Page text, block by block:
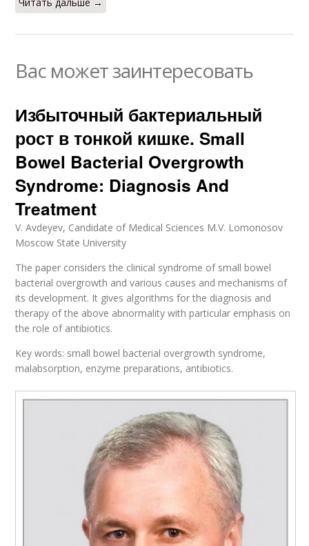
Вас может заинтересовать
Избыточный бактериальный
рост в тонкой кишке. Small
Bowel Bacterial Overgrowth
Syndrome: Diagnosis And
Treatment
V. Avdeyev, Candidate of Medical Sciences M.V. Lomonosov
Moscow State University
The paper considers the clinical syndrome of small bowel
bacterial overgrowth and various causes and mechanisms of
its development. It gives algorithms for the diagnosis and
therapy of the above abnormality with particular emphasis on
the role of antibiotics.
Key words: small bowel bacterial overgrowth syndrome,
malabsorption, enzyme preparations, antibiotics.